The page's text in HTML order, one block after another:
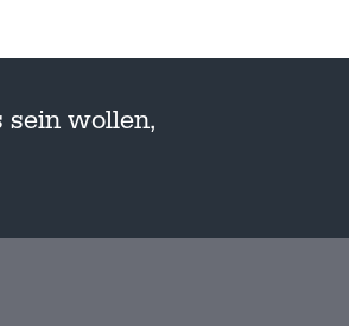
sein wollen,